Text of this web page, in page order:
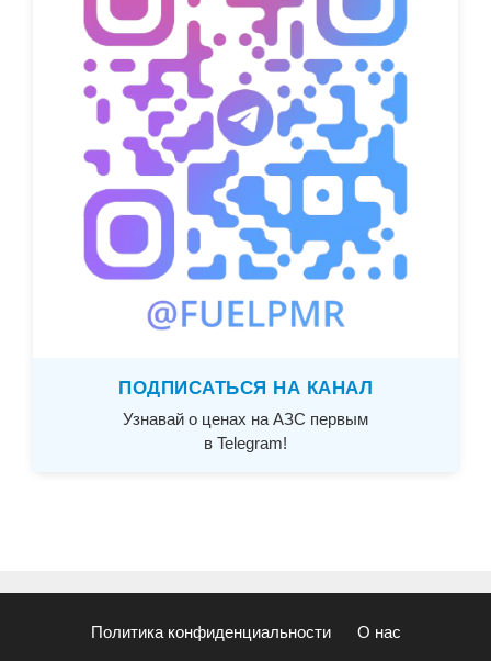
ПОДПИСАТЬСЯ НА КАНАЛ
Узнавай о ценах на АЗС первым
в Telegram!
Политика конфиденциальности О нас